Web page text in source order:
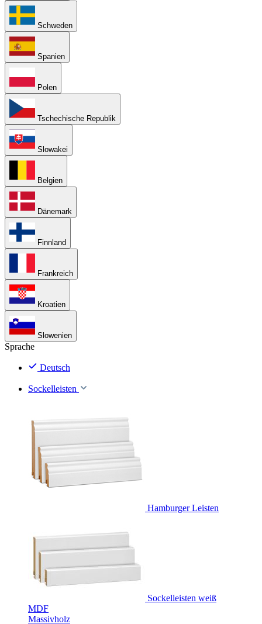
Schweden
Spanien
Polen
Tschechische Republik
Slowakei
Belgien
Dänemark
Finnland
Frankreich
Kroatien
Slowenien
Sprache
Deutsch
Sockelleisten
Hamburger Leisten
Sockelleisten weiß
MDF
Massivholz